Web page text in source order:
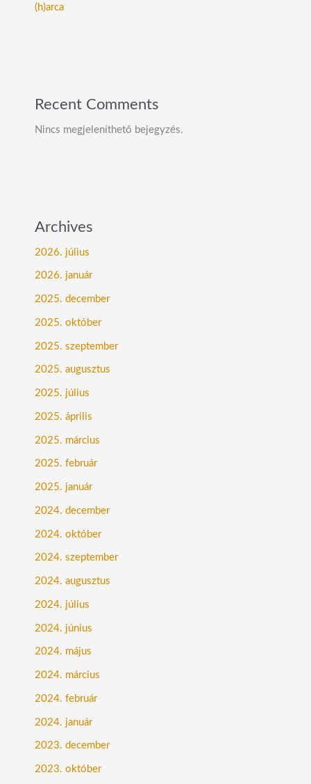
(h)arca
Recent Comments
Nincs megjeleníthető bejegyzés.
Archives
2026. július
2026. január
2025. december
2025. október
2025. szeptember
2025. augusztus
2025. július
2025. április
2025. március
2025. február
2025. január
2024. december
2024. október
2024. szeptember
2024. augusztus
2024. július
2024. június
2024. május
2024. március
2024. február
2024. január
2023. december
2023. október